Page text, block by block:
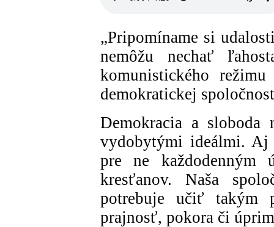
„Pripomíname si
nemôžu nechať
komunistického
demokratickej
Demokracia a
vydobytými ideálmi.
pre ne
kresťanov. Naša
potrebuje učiť takým
prajnosť, pokora či